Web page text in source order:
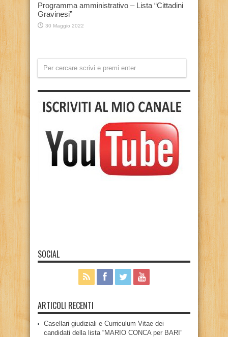
Programma amministrativo – Lista “Cittadini
Gravinesi”
30 Maggio 2022
SOCIAL
ARTICOLI RECENTI
Casellari giudiziali e Curriculum Vitae dei
candidati della lista “MARIO CONCA per BARI”